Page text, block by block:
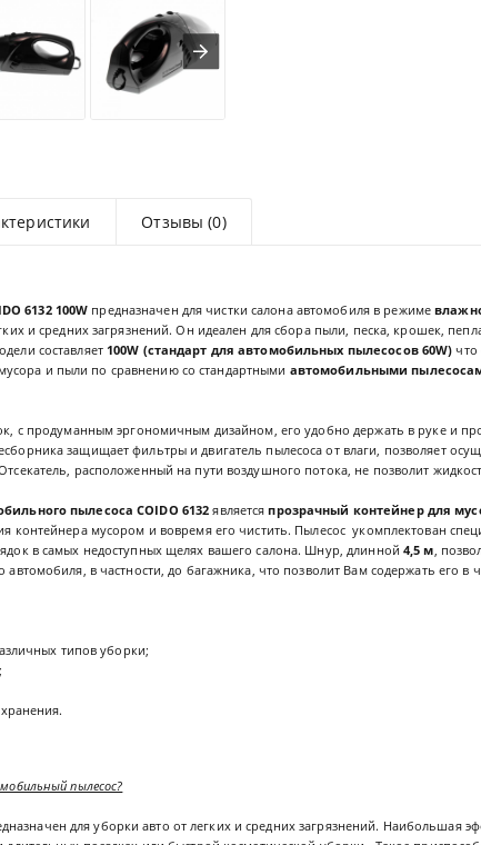
Отзывы (0)
6132 100W предназначен для чистки салона автомобиля в режиме
и средних загрязнений. Он идеален для сбора пыли, песка, крошек,
составляет 100W (стандарт для автомобильных пылесосов 60W)что
мусора и пыли по сравнению со стандартными автомобильными
с продуманным эргономичным дизайном, его удобно держать в руке и
защищает фильтры и двигатель пылесоса от влаги, позволяет
расположенный на пути воздушного потока, не позволит
пылесоса COIDO 6132 являетсяпрозрачный контейнер для
контейнера мусором и вовремя его чистить. Пылесос укомплектован
в самых недоступных щелях вашего салона. Шнур, длинной 4,5 м,
в частности, до багажника, что позволит Вам содержать его в
типов уборки;
пылесос?
для уборки авто от легких и средних загрязнений. Наибольшая